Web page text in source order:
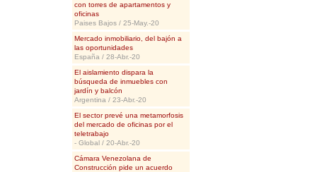
con torres de apartamentos y
oficinas
Paises Bajos / 25-May.-20
Mercado inmobiliario, del bajón a
las oportunidades
España / 28-Abr.-20
El aislamiento dispara la
búsqueda de inmuebles con
jardín y balcón
Argentina / 23-Abr.-20
El sector prevé una metamorfosis
del mercado de oficinas por el
teletrabajo
- Global / 20-Abr.-20
Cámara Venezolana de
Construcción pide un acuerdo